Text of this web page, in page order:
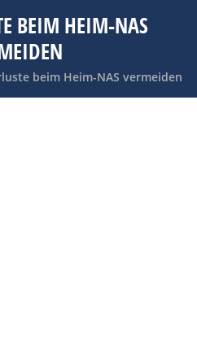
BEIM HEIM-NAS
beim Heim-NAS vermeiden